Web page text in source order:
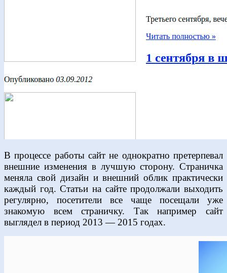
В процессе работы сайт не однократно претерпевал
внешние изменения в лучшую сторону. Страничка
меняла свой дизайн и внешний облик практически
каждый год. Статьи на сайте продолжали выходить
регулярно, посетители все чаще посещали уже
знакомую всем страничку. Так например сайт
выглядел в период 2013 — 2015 годах.